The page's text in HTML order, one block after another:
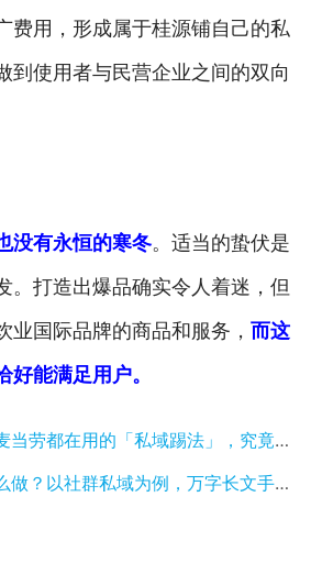
费用，形成属于桂源铺自己的私
到使用者与民营企业之间的双向
没有永恒的寒冬。适当的蛰伏是
。打造出爆品确实令人着迷，但
业国际品牌的商品和服务， 而这
能满足用户。
劳都在用的「私域踢法」，究竟有多香？
以社群私域为例，万字长文手把手教会你！